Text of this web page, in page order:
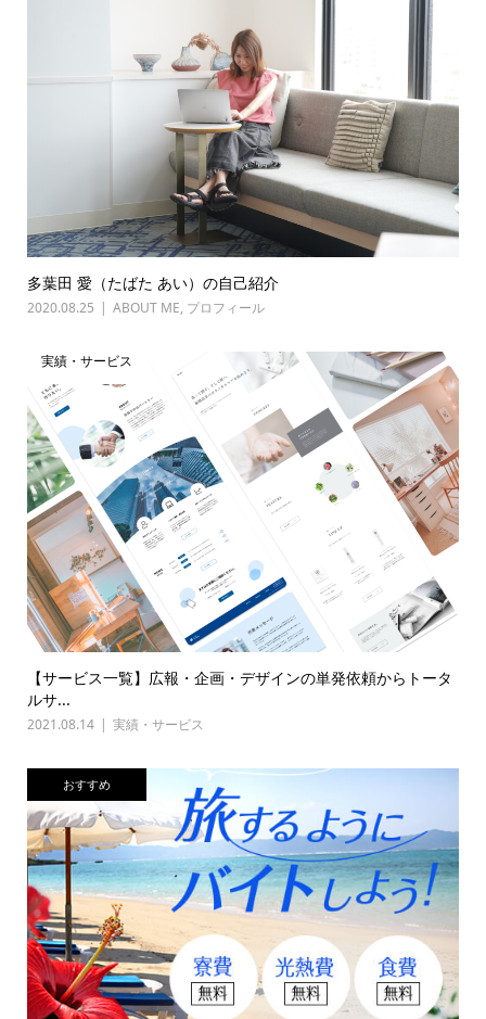
多葉田 愛（たばた あい）の自己紹介
2020.08.25 ABOUT ME, プロフィール
実績・サービス
【サービス一覧】広報・企画・デザインの単発依頼からトータ
ルサ...
2021.08.14 実績・サービス
おすすめ